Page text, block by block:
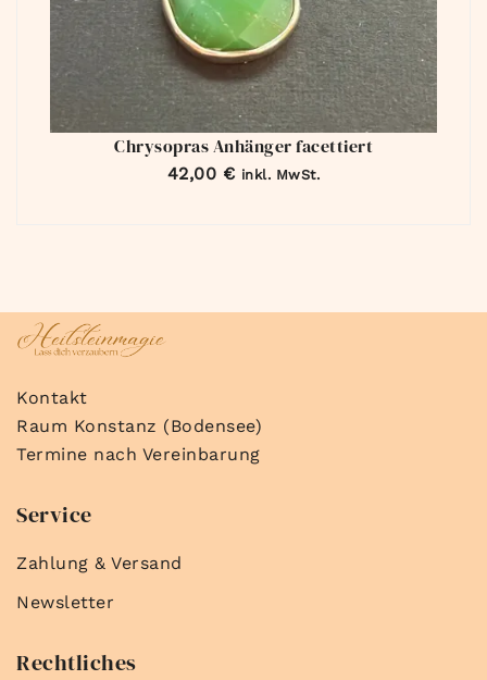
Chrysopras Anhänger facettiert
42,00 € inkl. MwSt.
Kontakt
Raum Konstanz (Bodensee)
Termine nach Vereinbarung
Service
Zahlung & Versand
Newsletter
Rechtliches